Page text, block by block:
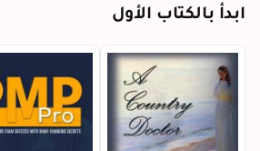
ابدأ بالكتاب الأول